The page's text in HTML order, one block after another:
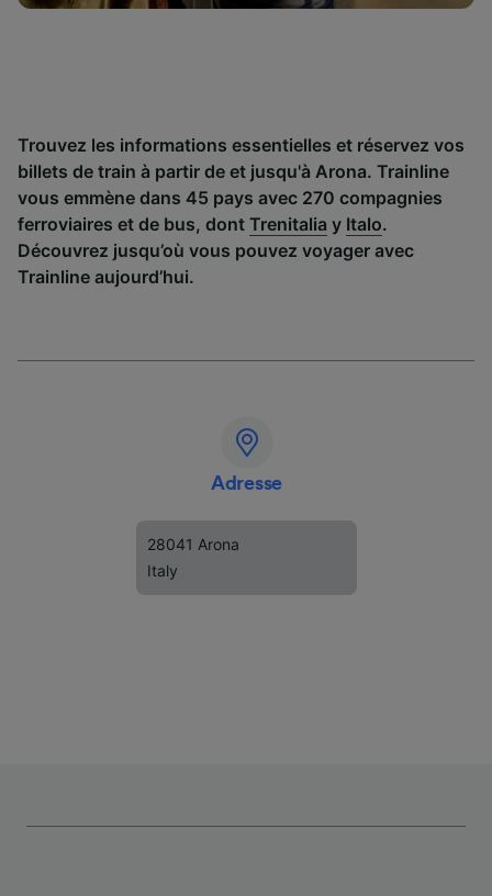
Trouvez les informations essentielles et réservez vos
billets de train à partir de et jusqu'à Arona. Trainline
vous emmène dans 45 pays avec 270 compagnies
ferroviaires et de bus, dont Trenitalia y Italo.
Découvrez jusqu’où vous pouvez voyager avec
Trainline aujourd’hui.
Adresse
28041 Arona
Italy